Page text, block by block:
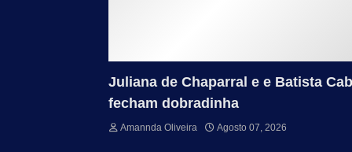
Juliana de Chaparral e e Batista
fecham dobradinha
Amannda Oliveira Agosto 07, 2026